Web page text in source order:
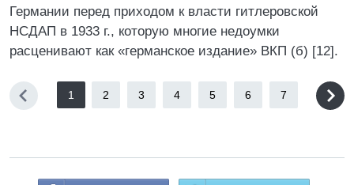
Германии перед приходом к власти гитлеровской
НСДАП в 1933 г., которую многие недоумки
расценивают как «германское издание» ВКП (б) [12].
1 2 3 4 5 6 7